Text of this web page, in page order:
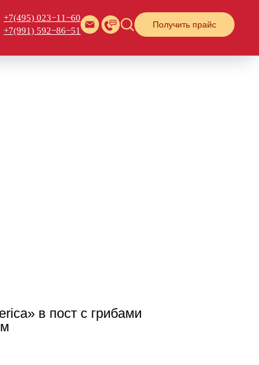
+7(495) 023−11−60
+7(991) 592−86−51
Получить прайс
в пост с грибами